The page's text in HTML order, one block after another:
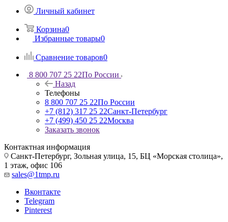
Личный кабинет
Корзина0
Избранные товары0
Сравнение товаров0
8 800 707 25 22По России
Назад
Телефоны
8 800 707 25 22По России
+7 (812) 317 25 22Санкт-Петербург
+7 (499) 450 25 22Москва
Заказать звонок
Контактная информация
Санкт-Петербург, Зольная улица, 15, БЦ «Морская столица»,
1 этаж, офис 106
sales@1tmp.ru
Вконтакте
Telegram
Pinterest